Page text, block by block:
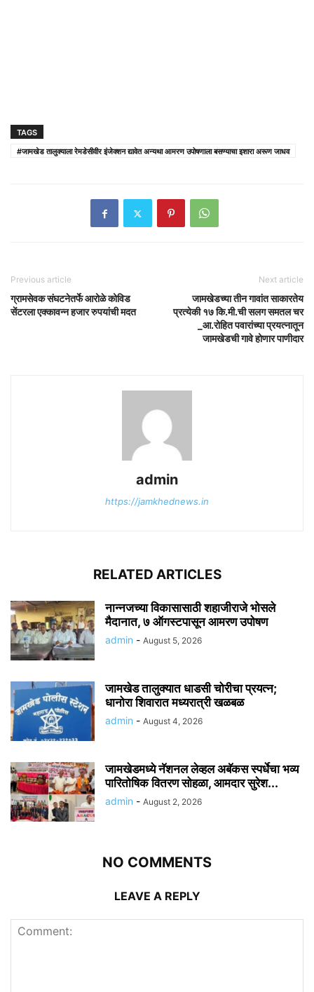
TAGS
#जामखेड तालुक्याला रेमडेसीवीर इंजेक्शन द्यावेत अन्यथा आमरण उपोषणाला बसण्याचा इशारा अरूण जाधव
Previous article
ग्रामसेवक संघटनेतर्फे आरोळे कोविड
सेंटरला एक्कावन्न हजार रुपयांची मदत
Next article
जामखेडच्या तीन गावांत साकारतेय
प्रत्येकी १७ कि.मी.ची सलग समतल चर
_आ.रोहित पवारांच्या प्रयत्नातून
जामखेडची गावे होणार पाणीदार
admin
https://jamkhednews.in
RELATED ARTICLES
नान्नजच्या विकासासाठी शहाजीराजे भोसले
मैदानात, ७ ऑगस्टपासून आमरण उपोषण
admin - August 5, 2026
जामखेड तालुक्यात धाडसी चोरीचा प्रयत्न;
धानोरा शिवारात मध्यरात्री खळबळ
admin - August 4, 2026
जामखेडमध्ये नॅशनल लेव्हल अबॅकस स्पर्धेचा भव्य
पारितोषिक वितरण सोहळा, आमदार सुरेश...
admin - August 2, 2026
NO COMMENTS
LEAVE A REPLY